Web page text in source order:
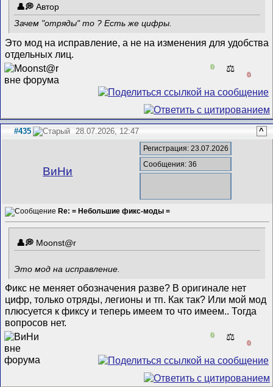
Автор
Зачем "отряды" то ? Есть же цифры.
Это мод на исправление, а не на изменения для удобства
отдельных лиц.
0 ⚖️
0
#435 28.07.2026, 12:47 ^
ВиНи
Регистрация: 23.07.2026
Сообщения: 36
Re: = Небольшие фикс-моды =
Mооnst@r
Это мод на исправление.
Фикс не меняет обозначения разве? В оригинале нет
цифр, только отряды, легионы и тп. Как так? Или мой мод
плюсуется к фиксу и теперь имеем то что имеем.. Тогда
вопросов нет.
0 ⚖️
0